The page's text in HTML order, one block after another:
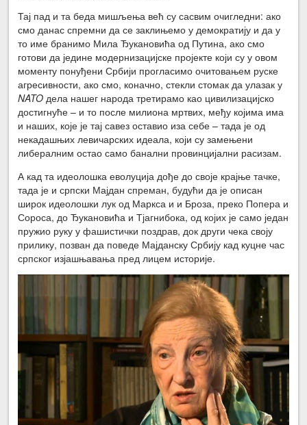
Тај пад и та беда мишљења већ су сасвим очигледни: ако
смо данас спремни да се заклињемо у демократију и да у
то име бранимо Мила Ђукановића од Путина, ако смо
готови да једине модернизацијске пројекте који су у овом
моменту понуђени Србији прогласимо очитовањем руске
агресивности, ако смо, коначно, стекли стомак да улазак у
NATO дела нашег народа третирамо као цивилизацијско
достигнуће – и то после милиона мртвих, међу којима има
и наших, које је тај савез оставио иза себе – тада је од
некадашњих левичарских идеала, који су замењени
либералним остао само банални провинцијални расизам.
А кад та идеолошка еволуција дође до своје крајње тачке,
тада је и српски Мајдан спреман, будући да је описан
широк идеолошки лук од Маркса и и Броза, преко Попера и
Сороса, до Ђукановића и Тјагнибока, од којих је само један
пружио руку у фашистички поздрав, док други чека своју
прилику, позван да поведе Мајданску Србију кад куцне час
српског изјашњавања пред лицем историје.